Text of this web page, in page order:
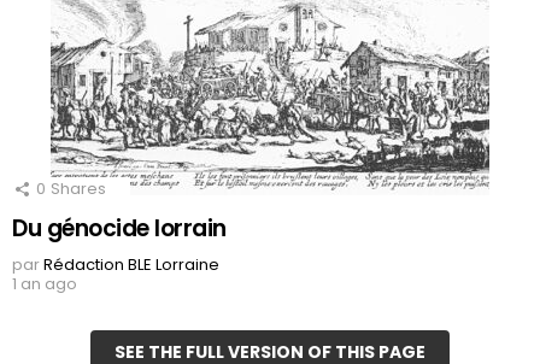
0 Shares
Du génocide lorrain
parRédaction BLE Lorraine
1 an ago
SEE THE FULL VERSION OF THIS PAGE